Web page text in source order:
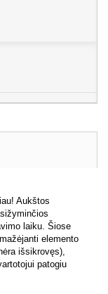
Aukštos
laiku. Šiose
elemento
išsikrovęs),
patogiu